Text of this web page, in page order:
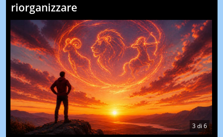
riorganizzare
3di 6